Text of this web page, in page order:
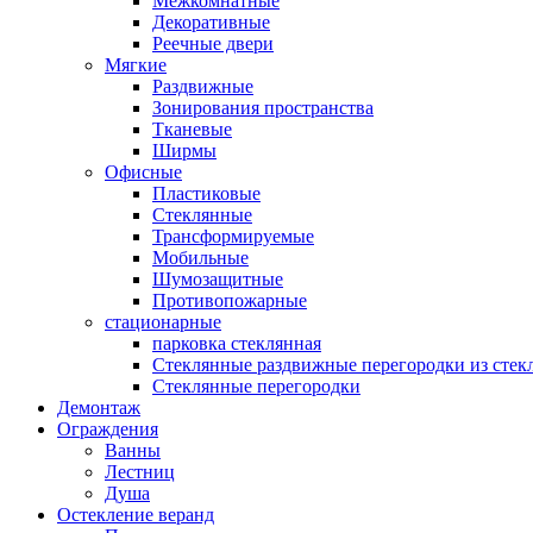
Декоративные
Реечные двери
Мягкие
Раздвижные
Зонирования пространства
Тканевые
Ширмы
Офисные
Пластиковые
Стеклянные
Трансформируемые
Мобильные
Шумозащитные
Противопожарные
стационарные
парковка стеклянная
Стеклянные раздвижные перегородки из
Стеклянные перегородки
Демонтаж
Ограждения
Ванны
Лестниц
Душа
Остекление веранд